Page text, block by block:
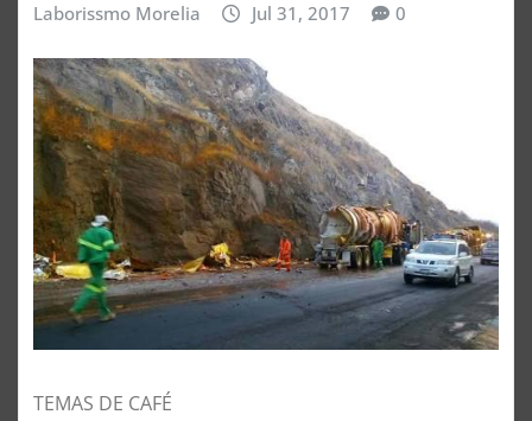
Laborissmo Morelia Jul 31, 2017 0
TEMAS DE CAFÉ